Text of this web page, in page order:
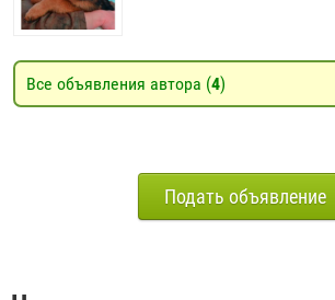
Все объявления автора (4)
Подать объявление